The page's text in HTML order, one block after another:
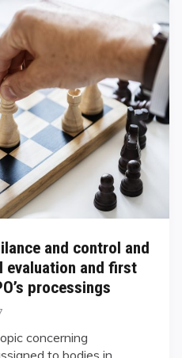
and control and
evaluation and first
processings
concerning